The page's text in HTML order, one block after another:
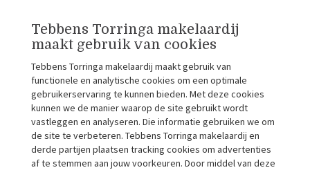
Tebbens Torringa makelaardij
maakt gebruik van cookies
Tebbens Torringa makelaardij maakt gebruik van
functionele en analytische cookies om een optimale
gebruikerservaring te kunnen bieden. Met deze cookies
kunnen we de manier waarop de site gebruikt wordt
vastleggen en analyseren. Die informatie gebruiken we om
de site te verbeteren. Tebbens Torringa makelaardij en
derde partijen plaatsen tracking cookies om advertenties
af te stemmen aan jouw voorkeuren. Door middel van deze